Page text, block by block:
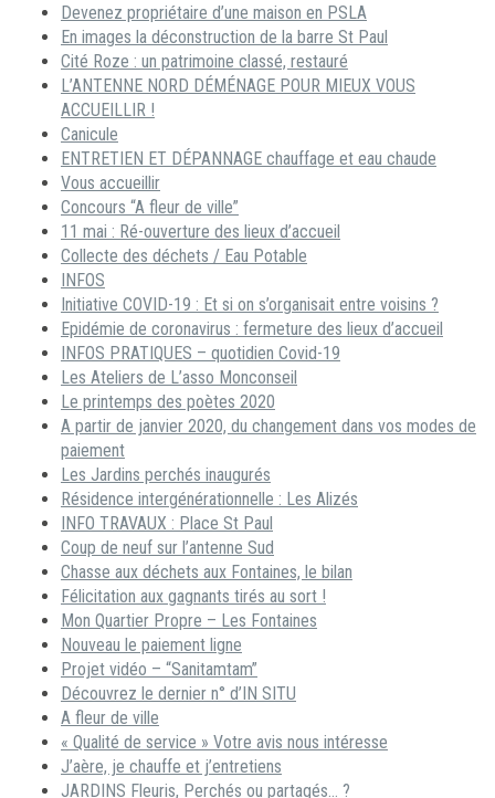
Devenez propriétaire d’une maison en PSLA
En images la déconstruction de la barre St Paul
Cité Roze : un patrimoine classé, restauré
L’ANTENNE NORD DÉMÉNAGE POUR MIEUX VOUS
ACCUEILLIR !
Canicule
ENTRETIEN ET DÉPANNAGE chauffage et eau chaude
Vous accueillir
Concours “A fleur de ville”
11 mai : Ré-ouverture des lieux d’accueil
Collecte des déchets / Eau Potable
INFOS
Initiative COVID-19 : Et si on s’organisait entre voisins ?
Epidémie de coronavirus : fermeture des lieux d’accueil
INFOS PRATIQUES – quotidien Covid-19
Les Ateliers de L’asso Monconseil
Le printemps des poètes 2020
A partir de janvier 2020, du changement dans vos modes de
paiement
Les Jardins perchés inaugurés
Résidence intergénérationnelle : Les Alizés
INFO TRAVAUX : Place St Paul
Coup de neuf sur l’antenne Sud
Chasse aux déchets aux Fontaines, le bilan
Félicitation aux gagnants tirés au sort !
Mon Quartier Propre – Les Fontaines
Nouveau le paiement ligne
Projet vidéo – “Sanitamtam”
Découvrez le dernier n° d’IN SITU
A fleur de ville
« Qualité de service » Votre avis nous intéresse
J’aère, je chauffe et j’entretiens
JARDINS Fleuris, Perchés ou partagés… ?